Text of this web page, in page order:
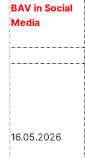
BAV in Social
Media
16.05.2026